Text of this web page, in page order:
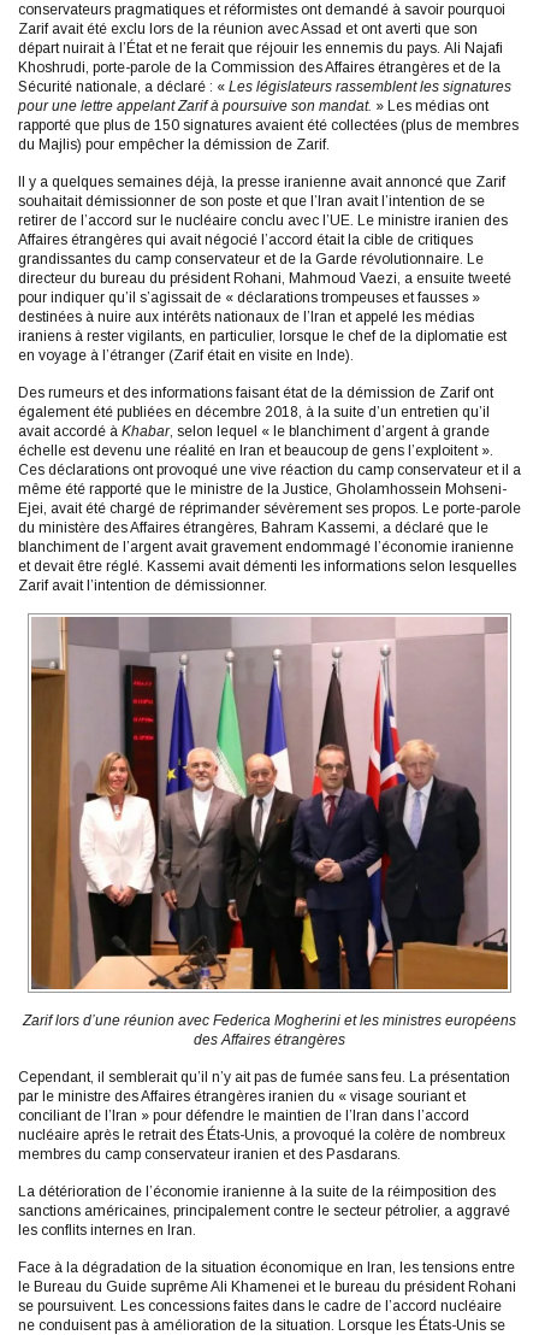
conservateurs pragmatiques et réformistes ont demandé à savoir pourquoi
Zarif avait été exclu lors de la réunion avec Assad et ont averti que son
départ nuirait à l’État et ne ferait que réjouir les ennemis du pays. Ali Najafi
Khoshrudi, porte-parole de la Commission des Affaires étrangères et de la
Sécurité nationale, a déclaré : « Les législateurs rassemblent les signatures
pour une lettre appelant Zarif à poursuive son mandat. » Les médias ont
rapporté que plus de 150 signatures avaient été collectées (plus de membres
du Majlis) pour empêcher la démission de Zarif.
Il y a quelques semaines déjà, la presse iranienne avait annoncé que Zarif
souhaitait démissionner de son poste et que l’Iran avait l’intention de se
retirer de l’accord sur le nucléaire conclu avec l’UE. Le ministre iranien des
Affaires étrangères qui avait négocié l’accord était la cible de critiques
grandissantes du camp conservateur et de la Garde révolutionnaire. Le
directeur du bureau du président Rohani, Mahmoud Vaezi, a ensuite tweeté
pour indiquer qu’il s’agissait de « déclarations trompeuses et fausses »
destinées à nuire aux intérêts nationaux de l’Iran et appelé les médias
iraniens à rester vigilants, en particulier, lorsque le chef de la diplomatie est
en voyage à l’étranger (Zarif était en visite en Inde).
Des rumeurs et des informations faisant état de la démission de Zarif ont
également été publiées en décembre 2018, à la suite d’un entretien qu’il
avait accordé à Khabar, selon lequel « le blanchiment d’argent à grande
échelle est devenu une réalité en Iran et beaucoup de gens l’exploitent ».
Ces déclarations ont provoqué une vive réaction du camp conservateur et il a
même été rapporté que le ministre de la Justice, Gholamhossein Mohseni-
Ejei, avait été chargé de réprimander sévèrement ses propos. Le porte-parole
du ministère des Affaires étrangères, Bahram Kassemi, a déclaré que le
blanchiment de l’argent avait gravement endommagé l’économie iranienne
et devait être réglé. Kassemi avait démenti les informations selon lesquelles
Zarif avait l’intention de démissionner.
Zarif lors d’une réunion avec Federica Mogherini et les ministres européens
des Affaires étrangères
Cependant, il semblerait qu’il n’y ait pas de fumée sans feu. La présentation
par le ministre des Affaires étrangères iranien du « visage souriant et
conciliant de l’Iran » pour défendre le maintien de l’Iran dans l’accord
nucléaire après le retrait des États-Unis, a provoqué la colère de nombreux
membres du camp conservateur iranien et des Pasdarans.
La détérioration de l’économie iranienne à la suite de la réimposition des
sanctions américaines, principalement contre le secteur pétrolier, a aggravé
les conflits internes en Iran.
Face à la dégradation de la situation économique en Iran, les tensions entre
le Bureau du Guide suprême Ali Khamenei et le bureau du président Rohani
se poursuivent. Les concessions faites dans le cadre de l’accord nucléaire
ne conduisent pas à amélioration de la situation. Lorsque les États-Unis se